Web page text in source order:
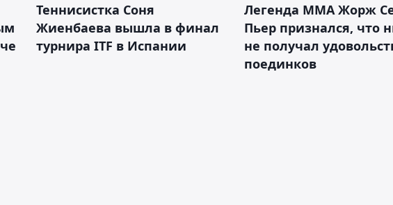
Теннисистка Соня
Жиенбаева вышла в финал
турнира ITF в Испании
Легенда ММА Жорж
Пьер признался, что
не получал
поединков